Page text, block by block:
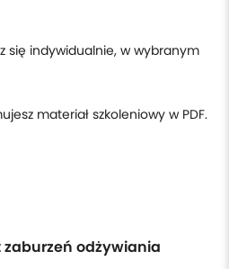
się indywidualnie, w wybranym
materiał szkoleniowy w PDF.
odżywiania